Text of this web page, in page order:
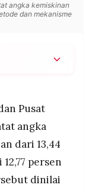
angka kemiskinan
dan mekanisme
sektor
konsep
dasar,
Pusat
angka
dari 13,44
persen
dinilai